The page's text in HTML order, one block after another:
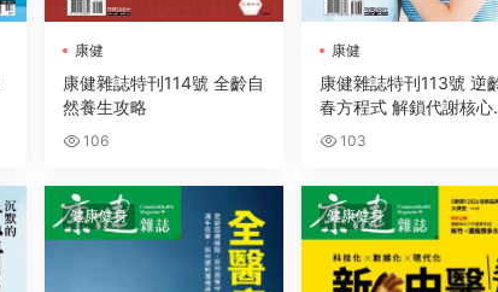
康健
康健雜誌特刊114號 全齡自
然養生攻略
106
康健
康健雜誌特刊113號 逆
春方程式 解鎖代謝核心
碼 103
健康健身 健康健身